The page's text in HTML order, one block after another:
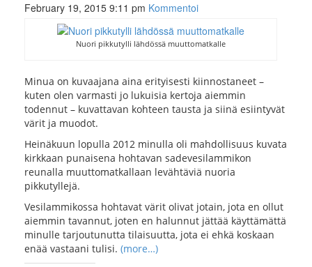
February 19, 2015 9:11 pm Kommentoi
Nuori pikkutylli lähdössä muuttomatkalle
Minua on kuvaajana aina erityisesti kiinnostaneet –
kuten olen varmasti jo lukuisia kertoja aiemmin
todennut – kuvattavan kohteen tausta ja siinä esiintyvät
värit ja muodot.
Heinäkuun lopulla 2012 minulla oli mahdollisuus kuvata
kirkkaan punaisena hohtavan sadevesilammikon
reunalla muuttomatkallaan levähtäviä nuoria
pikkutyllejä.
Vesilammikossa hohtavat värit olivat jotain, jota en ollut
aiemmin tavannut, joten en halunnut jättää käyttämättä
minulle tarjoutunutta tilaisuutta, jota ei ehkä koskaan
enää vastaani tulisi. (more…)